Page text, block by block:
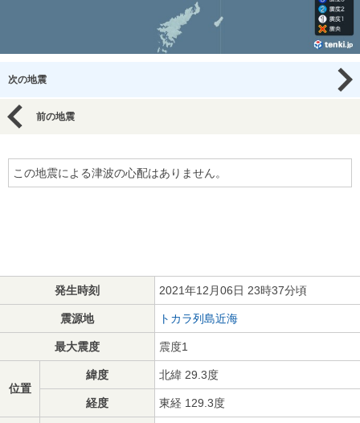
次の地震
前の地震
この地震による津波の心配はありません。
発生時刻 2021年12月06日 23時37分頃
震源地 トカラ列島近海
最大震度 震度1
位置
緯度 北緯 29.3度
経度 東経 129.3度